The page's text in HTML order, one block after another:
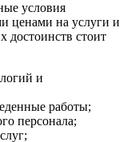
условия
ценами на услуги и
стоит
и
работы;
персонала;